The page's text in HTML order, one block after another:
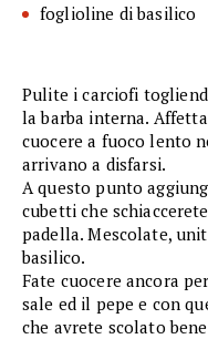
foglioline di basilico
Pulite i carciofi
la barba interna.
cuocere a fuoco lento
arrivano a disfarsi.
A questo punto
cubetti che
padella. Mescolate,
basilico.
Fate cuocere ancora
sale ed il pepe e con
che avrete scolato